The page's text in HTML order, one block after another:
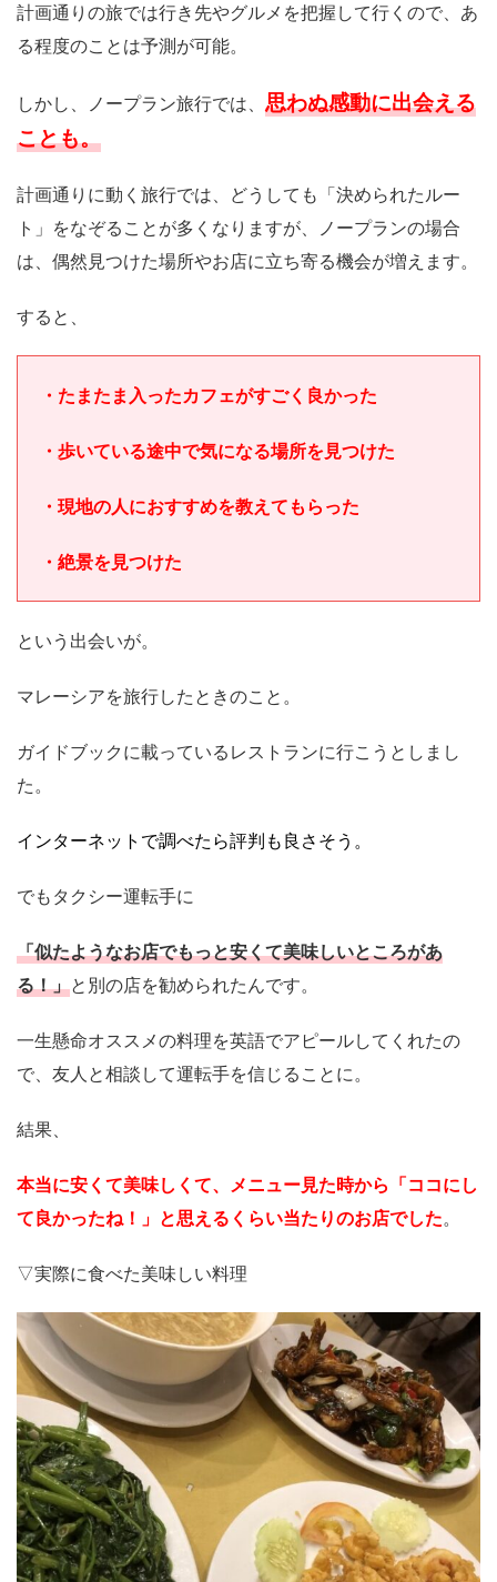
計画通りの旅では行き先やグルメを把握して行くので、あ
る程度のことは予測が可能。
しかし、ノープラン旅行では、 思わぬ感動に出会える
ことも。
計画通りに動く旅行では、どうしても「決められたルー
ト」をなぞることが多くなりますが、ノープランの場合
は、偶然見つけた場所やお店に立ち寄る機会が増えます。
すると、
・たまたま入ったカフェがすごく良かった
・歩いている途中で気になる場所を見つけた
・現地の人におすすめを教えてもらった
・絶景を見つけた
という出会いが。
マレーシアを旅行したときのこと。
ガイドブックに載っているレストランに行こうとしまし
た。
インターネットで調べたら評判も良さそう。
でもタクシー運転手に
「似たようなお店でもっと安くて美味しいところがあ
る！」と別の店を勧められたんです。
一生懸命オススメの料理を英語でアピールしてくれたの
で、友人と相談して運転手を信じることに。
結果、
本当に安くて美味しくて、メニュー見た時から「ココにし
て良かったね！」と思えるくらい当たりのお店でした。
▽実際に食べた美味しい料理